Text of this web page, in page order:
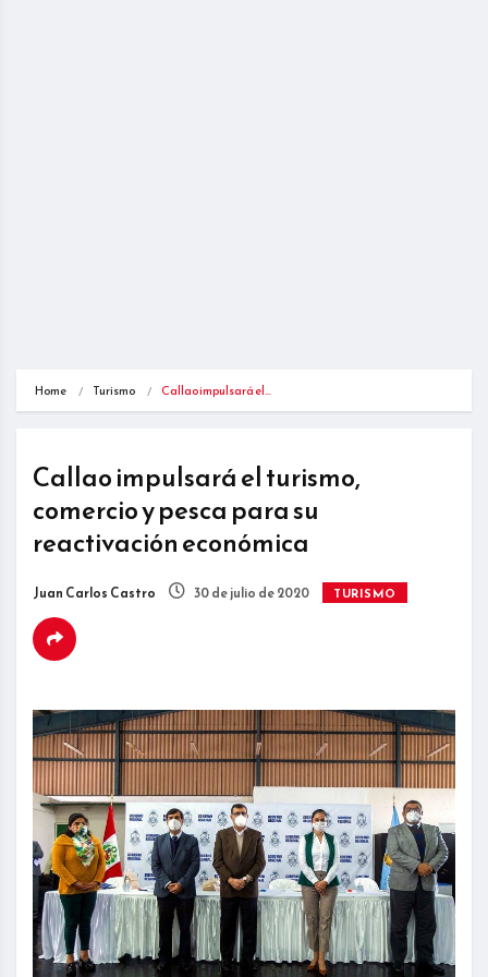
Home Turismo Callao impulsará el…
Callao impulsará el turismo,
comercio y pesca para su
reactivación económica
Juan Carlos Castro 30 de julio de 2020 TURISMO